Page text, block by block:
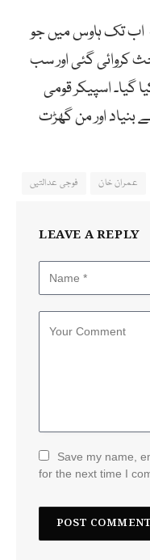
اب تک ہاوس میں جو
کروائی گئی اور سب
گیا۔ اسپیکر قومی
بنیاد اور من گھڑت
عمران خان فوجی عدالتیں
LEAVE A REPLY
Save my name,
for the next time I